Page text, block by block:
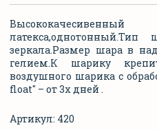
зеркала.Размер шара в
гелием.К шарику
воздушного шарика с
float" – от 3х дней .
Артикул: 420